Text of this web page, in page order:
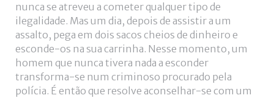
nunca se atreveu a cometer qualquer tipo de
ilegalidade. Mas um dia, depois de assistir a um
assalto, pega em dois sacos cheios de dinheiro e
esconde-os na sua carrinha. Nesse momento, um
homem que nunca tivera nada a esconder
transforma-se num criminoso procurado pela
polícia. É então que resolve aconselhar-se com um